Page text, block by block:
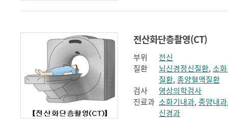
전산화단층촬영(CT)
부위
전신
질환
뇌신경정신질환,소
질환,종양혈액질환
검사
영상의학검사
진료과 소화기내과,종양내과
신경과